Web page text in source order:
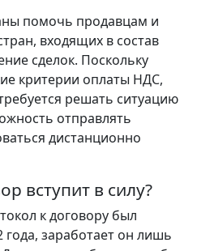
помочь продавцам и
входящих в состав
сделок. Поскольку
критерии оплаты НДС,
решать ситуацию
отправлять
дистанционно
вступит в силу?
к договору был
года, заработает он лишь